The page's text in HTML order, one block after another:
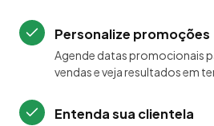
Personalize promoções
Agende datas promocionais
vendas e veja resultados em
Entenda sua clientela